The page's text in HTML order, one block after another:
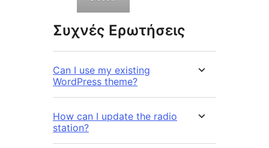
Συχνές Ερωτήσεις
Can I use my existing
WordPress theme?
How can I update the radio
station?